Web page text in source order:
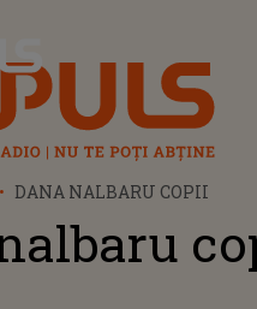
DANA NALBARU COPII